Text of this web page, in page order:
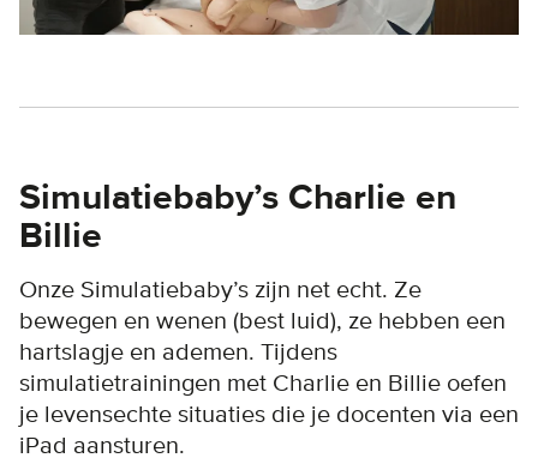
Simulatiebaby’s Charlie en
Billie
Onze Simulatiebaby’s zijn net echt. Ze
bewegen en wenen (best luid), ze hebben een
hartslagje en ademen. Tijdens
simulatietrainingen met Charlie en Billie oefen
je levensechte situaties die je docenten via een
iPad aansturen.